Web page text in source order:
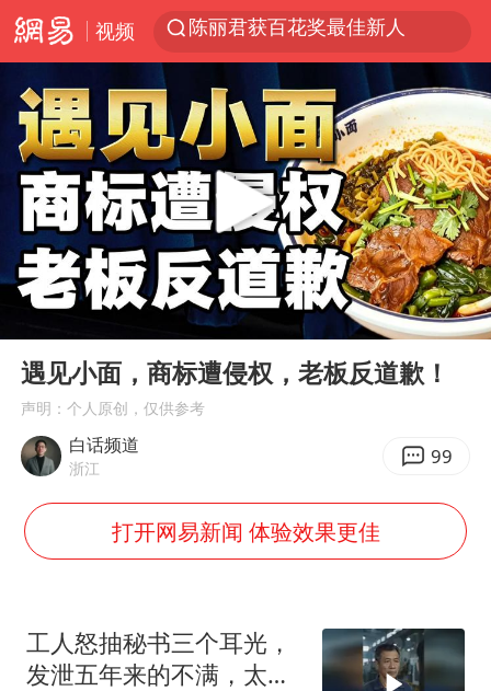
视频
7月份居民消费价格指数保持温和上涨
中使馆：重大涉诈逃犯檀某落网
台湾不是国家不存在“国格”
百花奖完整获奖名单公布
独闯南太行失联14天的女子已找到
哥伦比亚强震已致超20人死亡
哥伦比亚发生7.5级地震
高铁双人座被免票儿童挤成3人座
国内发现多起“Sorry”勒索病毒攻击
上海将苏州河水强排至黄浦江
中方：奉劝美方解除对古巴制裁封锁
“老戏骨”秦焰去世
Play
00:00 05:38
遇见小面，商标遭侵权，老板反道歉！
声明：个人原创，仅供参考
白话频道
浙江 99
打开网易新闻 体验效果更佳
工人怒抽秘书三个耳光，
发泄五年来的不满，太解